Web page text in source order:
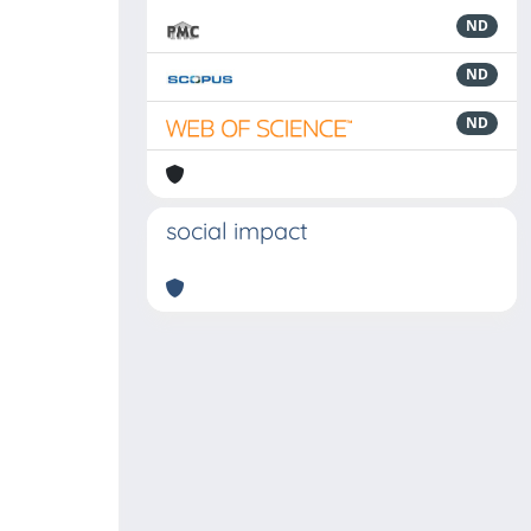
ND
ND
ND
social impact